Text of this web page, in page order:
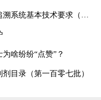
要求（修订征求意见稿）》意见
啥纷纷“点赞”？
目录（第一百零七批）